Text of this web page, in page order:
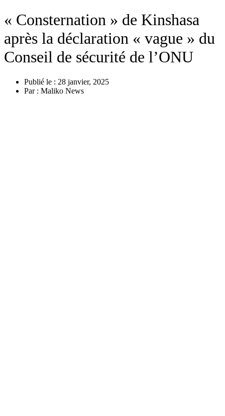
« Consternation » de Kinshasa
après la déclaration « vague » du
Conseil de sécurité de l’ONU
Publié le : 28 janvier, 2025
Par : Maliko News